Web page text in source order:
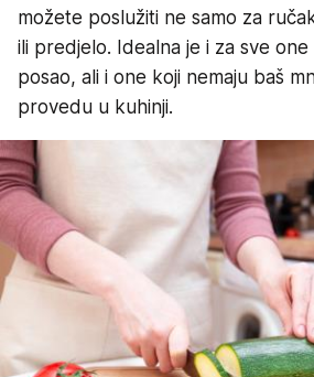
možete poslužiti ne samo za
ili predjelo. Idealna je i za sve
posao, ali i one koji nemaju baš
provedu u kuhinji.